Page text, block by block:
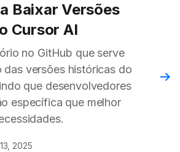
Baixar Versões
Cursor AI
no GitHub que serve
das versões históricas do
que desenvolvedores
específica que melhor
2025